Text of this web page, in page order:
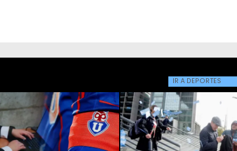
IR A DEPORTES